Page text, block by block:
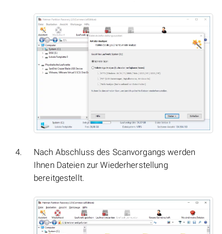
Nach Abschluss des Scanvorgangs werden
Ihnen Dateien zur Wiederherstellung
bereitgestellt.